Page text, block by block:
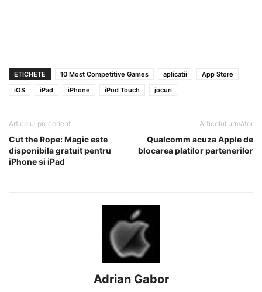
ETICHETE 10 Most Competitive Games aplicatii
App Store
iOS
iPad iPhone iPod Touch jocuri
Articolul precedent
Cut the Rope: Magic este
disponibila gratuit pentru
iPhone si iPad
Articolul următor
Qualcomm acuza Apple de
blocarea platilor partenerilor
Adrian Gabor